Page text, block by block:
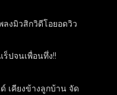
ลงมิวสิกวิดีโอยอดวิว
ปจนเพื่อนทึ่ง!!
ด์ เคียงข้างลูกบ้าน จัด